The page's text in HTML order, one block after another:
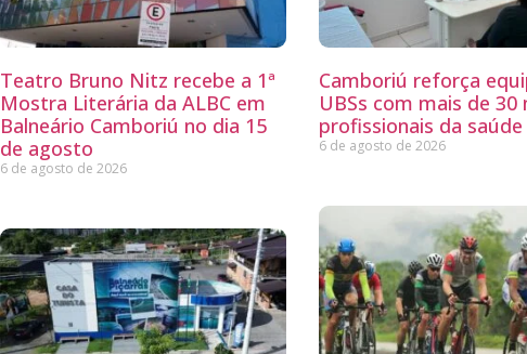
Teatro Bruno Nitz recebe a 1ª
Mostra Literária da ALBC em
Balneário Camboriú no dia 15
de agosto
6 de agosto de 2026
Camboriú reforça
UBSs com mais de 30
profissionais da saúde
6 de agosto de 2026